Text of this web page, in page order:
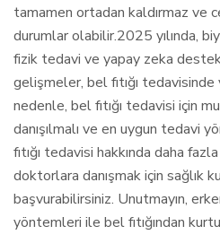
tamamen ortadan kaldırmaz ve
durumlar olabilir.2025 yılında,
fizik tedavi ve yapay zeka
gelişmeler, bel fıtığı tedavisinde
nedenle, bel fıtığı tedavisi için
danışılmalı ve en uygun tedavi
fıtığı tedavisi hakkında daha
doktorlara danışmak için sağlık
başvurabilirsiniz. Unutmayın,
yöntemleri ile bel fıtığından